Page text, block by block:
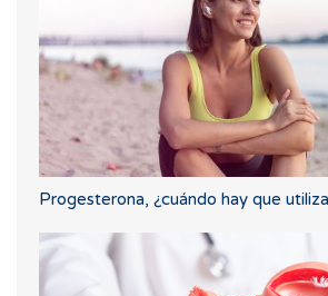
Progesterona, ¿cuándo hay que